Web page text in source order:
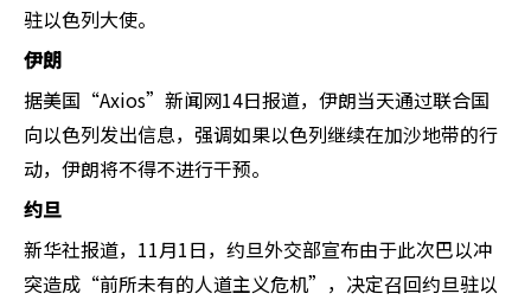
驻以色列大使。
伊朗
据美国“Axios”新闻网14日报道，伊朗当天通过联合国
向以色列发出信息，强调如果以色列继续在加沙地带的行
动，伊朗将不得不进行干预。
约旦
新华社报道，11月1日，约旦外交部宣布由于此次巴以冲
突造成“前所未有的人道主义危机”，决定召回约旦驻以